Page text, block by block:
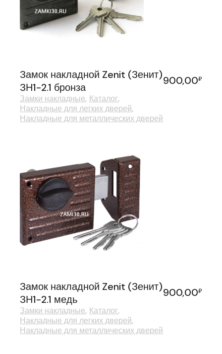
Замок накладной Zenit (Зенит)
ЗН1-2.1 бронза
900,00₽
Замки накладные Каталог
Накладные для легких дверей
Накладные для металлических дверей
Замок накладной Zenit (Зенит)
ЗН1-2.1 медь
900,00₽
Замки накладные Каталог
Накладные для легких дверей
Накладные для металлических дверей